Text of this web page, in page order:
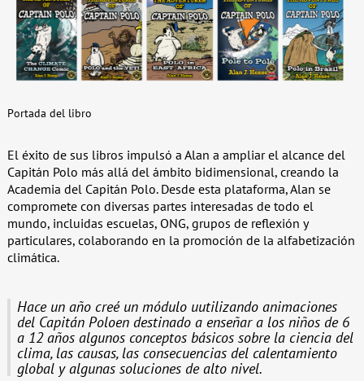
Portada del libro
El éxito de sus libros impulsó a Alan a ampliar el alcance del
Capitán Polo más allá del ámbito bidimensional, creando la
Academia del Capitán Polo. Desde esta plataforma, Alan se
compromete con diversas partes interesadas de todo el
mundo, incluidas escuelas, ONG, grupos de reflexión y
particulares, colaborando en la promoción de la alfabetización
climática.
Hace un año creé un módulo uutilizando animaciones
del Capitán Poloen destinado a enseñar a los niños de 6
a 12 años algunos conceptos básicos sobre la ciencia del
clima, las causas, las consecuencias del calentamiento
global y algunas soluciones de alto nivel.